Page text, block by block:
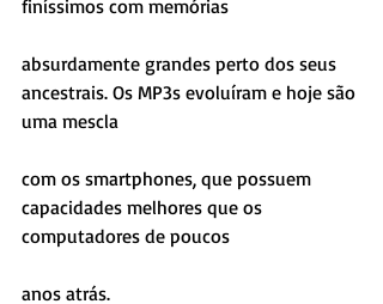
finíssimos com memórias
absurdamente grandes perto dos seus
ancestrais. Os MP3s evoluíram e hoje são
uma mescla
com os smartphones, que possuem
capacidades melhores que os
computadores de poucos
anos atrás.